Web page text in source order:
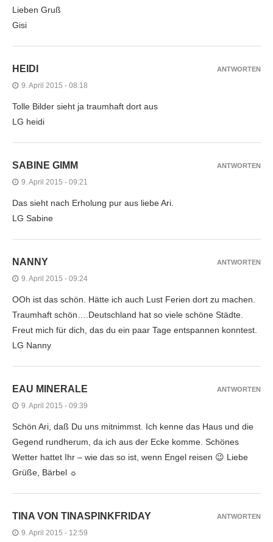
Lieben Gruß
Gisi
HEIDI
9. April 2015 - 08:18
Tolle Bilder sieht ja traumhaft dort aus
LG heidi
ANTWORTEN
SABINE GIMM
9. April 2015 - 09:21
Das sieht nach Erholung pur aus liebe Ari.
LG Sabine
ANTWORTEN
NANNY
9. April 2015 - 09:24
OOh ist das schön. Hätte ich auch Lust Ferien dort zu machen.
Traumhaft schön….Deutschland hat so viele schöne Städte.
Freut mich für dich, das du ein paar Tage entspannen konntest.
LG Nanny
ANTWORTEN
EAU MINERALE
9. April 2015 - 09:39
Schön Ari, daß Du uns mitnimmst. Ich kenne das Haus und die
Gegend rundherum, da ich aus der Ecke komme. Schönes
Wetter hattet Ihr – wie das so ist, wenn Engel reisen 😉 Liebe
Grüße, Bärbel ☼
ANTWORTEN
TINA VON TINASPINKFRIDAY
9. April 2015 - 12:59
ANTWORTEN